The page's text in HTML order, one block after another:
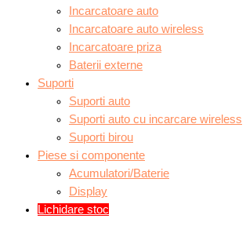
Incarcatoare auto
Incarcatoare auto wireless
Incarcatoare priza
Baterii externe
Suporti
Suporti auto
Suporti auto cu incarcare wireless
Suporti birou
Piese si componente
Acumulatori/Baterie
Display
Lichidare stoc